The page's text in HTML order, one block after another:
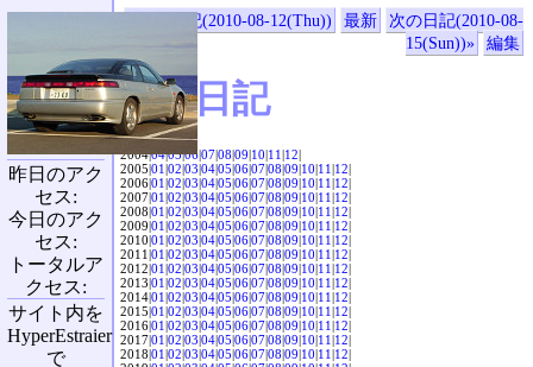
«前の日記(2010-08-12(Thu)) 最新
次の日記(2010-08-
15(Sun))»
編集
SVX日記
2004|04|05|06|07|08|09|10|11|12|
2005|01|02|03|04|05|06|07|08|09|10|11|12|
2006|01|02|03|04|05|06|07|08|09|10|11|12|
2007|01|02|03|04|05|06|07|08|09|10|11|12|
2008|01|02|03|04|05|06|07|08|09|10|11|12|
2009|01|02|03|04|05|06|07|08|09|10|11|12|
2010|01|02|03|04|05|06|07|08|09|10|11|12|
2011|01|02|03|04|05|06|07|08|09|10|11|12|
2012|01|02|03|04|05|06|07|08|09|10|11|12|
2013|01|02|03|04|05|06|07|08|09|10|11|12|
2014|01|02|03|04|05|06|07|08|09|10|11|12|
2015|01|02|03|04|05|06|07|08|09|10|11|12|
2016|01|02|03|04|05|06|07|08|09|10|11|12|
2017|01|02|03|04|05|06|07|08|09|10|11|12|
2018|01|02|03|04|05|06|07|08|09|10|11|12|
昨日のアク
セス:
今日のアク
セス:
トータルア
クセス:
サイト内を
HyperEstraier
で